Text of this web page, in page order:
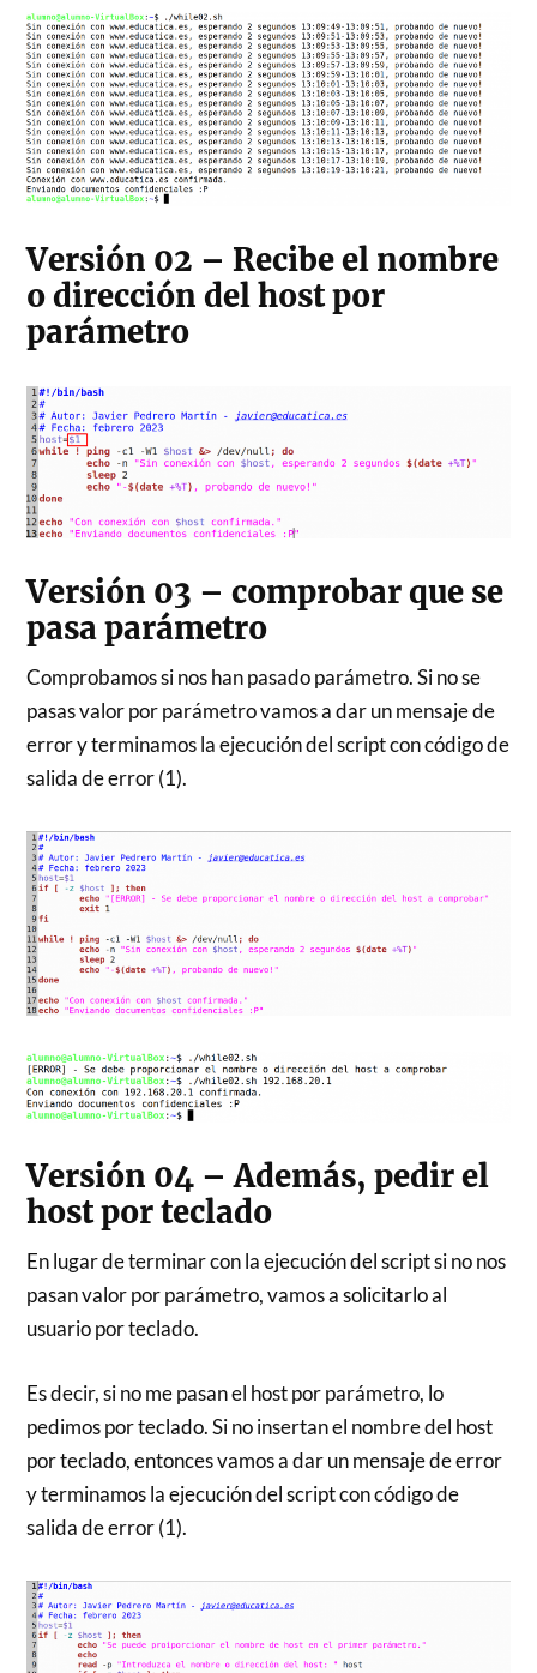
Versión 02 – Recibe el nombre
o dirección del host por
parámetro
Versión 03 – comprobar que se
pasa parámetro
Comprobamos si nos han pasado parámetro. Si no se
pasas valor por parámetro vamos a dar un mensaje de
error y terminamos la ejecución del script con código de
salida de error (1).
Versión 04 – Además, pedir el
host por teclado
En lugar de terminar con la ejecución del script si no nos
pasan valor por parámetro, vamos a solicitarlo al
usuario por teclado.
Es decir, si no me pasan el host por parámetro, lo
pedimos por teclado. Si no insertan el nombre del host
por teclado, entonces vamos a dar un mensaje de error
y terminamos la ejecución del script con código de
salida de error (1).